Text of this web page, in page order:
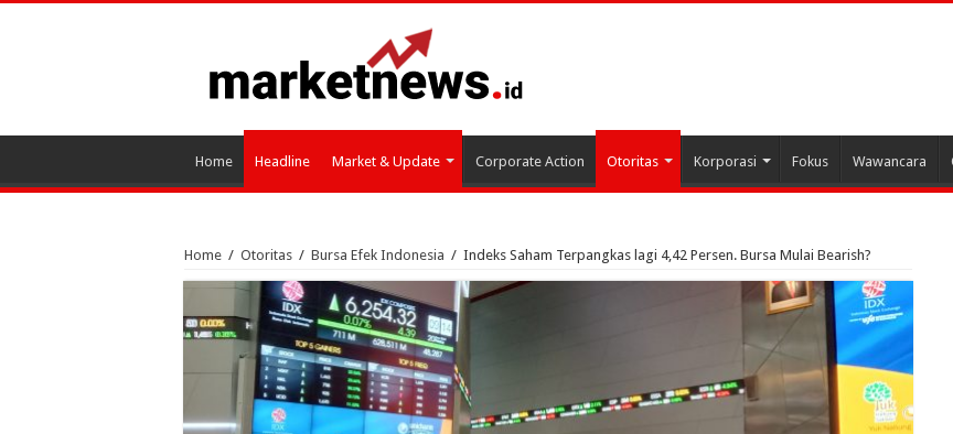
Home Headline Market & Update Corporate Action Otoritas Korporasi Fokus Wawancara
Home / Otoritas / Bursa Efek Indonesia / Indeks Saham Terpangkas lagi 4,42 Persen. Bursa Mulai Bearish?